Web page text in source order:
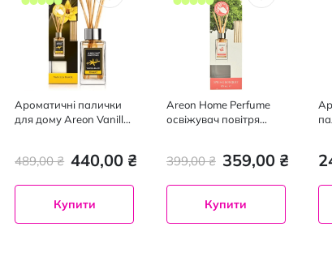
Ароматичні палички
для дому Areon Vanilla
440,00 ₴
489,00 ₴
Купити
Areon Home Perfume
освіжувач повітря
359,00 ₴
399,00 ₴
Купити